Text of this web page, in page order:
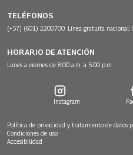
TELÉFONOS
(+57) (601) 2200700. Línea gratuita
HORARIO DE ATENCIÓN
Lunes a viernes de 8:00 a.m. a 5:00 p.m.
Instagram
Política de privacidad y tratamiento de datos
Condiciones de uso
Accesibilidad